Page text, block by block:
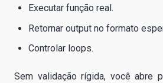
Executar função real.
Retornar output no formato
Controlar loops.
Sem validação rígida, você abre